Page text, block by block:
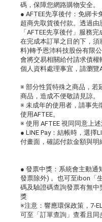
碼，保障您網路購物安全。
● AFTEE先享後付：免綁卡
超商先取貨後付款。透過
「AFTEE先享後付」服務
在完成本訂單之目的下，
料)轉予恩沛科技股份有限
會將交易相關給付請求債
個人資料處理事宜，請瀏覽
※ 部分性質特殊之商品，若
商品，造成不便敬請見諒。
※ 未成年的使用者，請事先
使用AFTEE。
※ 使用 AFTEE 視同同意上述
● LINE Pay：結帳時，選擇
付畫面，確認付款金額與明
● 發票中獎：系統會主動通
發票除外) 。也可至ibon「
碼及驗證碼查詢發票有無
獎
※注意：響應環保政策，7-
可至「訂單查詢」查看且同